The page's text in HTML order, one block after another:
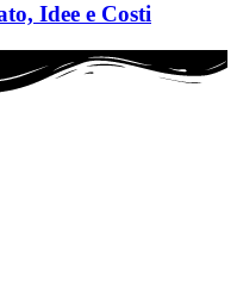
Idee e Costi